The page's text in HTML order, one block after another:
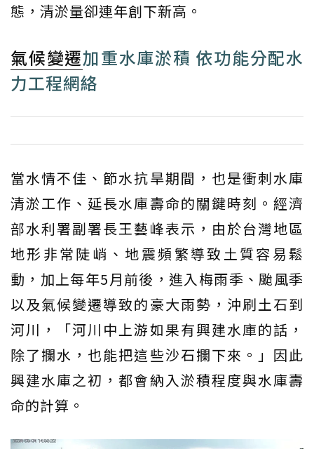
態，清淤量卻連年創下新高。
氣候變遷加重水庫淤積 依功能分配水
力工程網絡
當水情不佳、節水抗旱期間，也是衝刺水庫
清淤工作、延長水庫壽命的關鍵時刻。經濟
部水利署副署長王藝峰表示，由於台灣地區
地形非常陡峭、地震頻繁導致土質容易鬆
動，加上每年5月前後，進入梅雨季、颱風季
以及氣候變遷導致的豪大雨勢，沖刷土石到
河川，「河川中上游如果有興建水庫的話，
除了攔水，也能把這些沙石攔下來。」因此
興建水庫之初，都會納入淤積程度與水庫壽
命的計算。